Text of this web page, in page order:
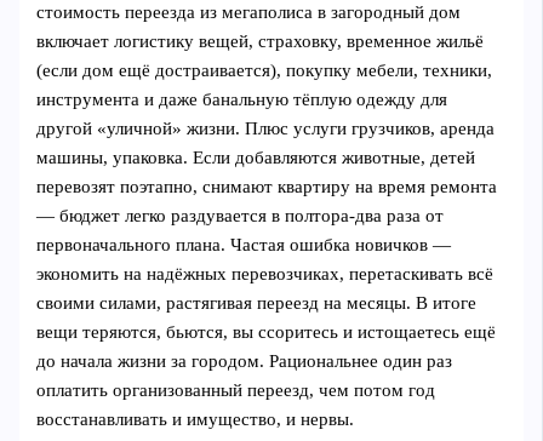
стоимость переезда из мегаполиса в загородный дом
включает логистику вещей, страховку, временное жильё
(если дом ещё достраивается), покупку мебели, техники,
инструмента и даже банальную тёплую одежду для
другой «уличной» жизни. Плюс услуги грузчиков, аренда
машины, упаковка. Если добавляются животные, детей
перевозят поэтапно, снимают квартиру на время ремонта
— бюджет легко раздувается в полтора‑два раза от
первоначального плана. Частая ошибка новичков —
экономить на надёжных перевозчиках, перетаскивать всё
своими силами, растягивая переезд на месяцы. В итоге
вещи теряются, бьются, вы ссоритесь и истощаетесь ещё
до начала жизни за городом. Рациональнее один раз
оплатить организованный переезд, чем потом год
восстанавливать и имущество, и нервы.